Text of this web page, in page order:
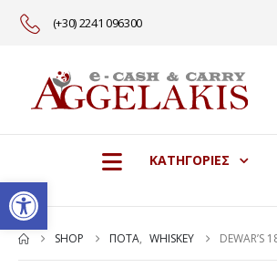
Ανοίξτε τη γραμμή
(+30) 2241 096300
ΚΑΤΗΓΟΡΙΕΣ
SHOP ΠΟΤΑ, WHISKEY DEWAR’S